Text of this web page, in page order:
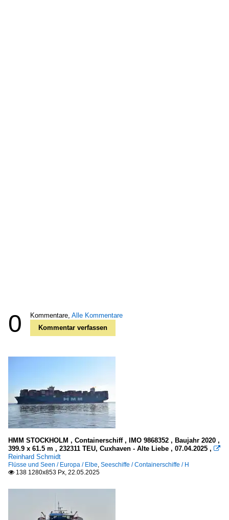
0 Kommentare, Alle Kommentare
Kommentar verfassen
HMM STOCKHOLM , Containerschiff , IMO 9868352 , Baujahr 2020 ,
399.9 x 61.5 m , 232311 TEU, Cuxhaven - Alte Liebe , 07.04.2025 , 
Reinhard Schmidt
Flüsse und Seen / Europa / Elbe, Seeschiffe / Containerschiffe / H
 138 1280x853 Px, 22.05.2025